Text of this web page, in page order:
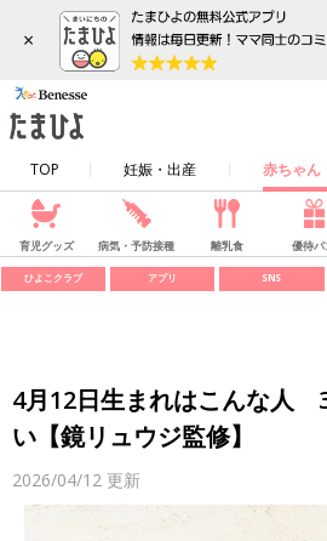
×
TOP 妊娠・出産 赤ちゃん
育児グッズ 病気・予防接種 離乳食 優待パ
ひよこクラブ アプリ SNS
4月12日生まれはこんな人
い【鏡リュウジ監修】
2026/04/12 更新